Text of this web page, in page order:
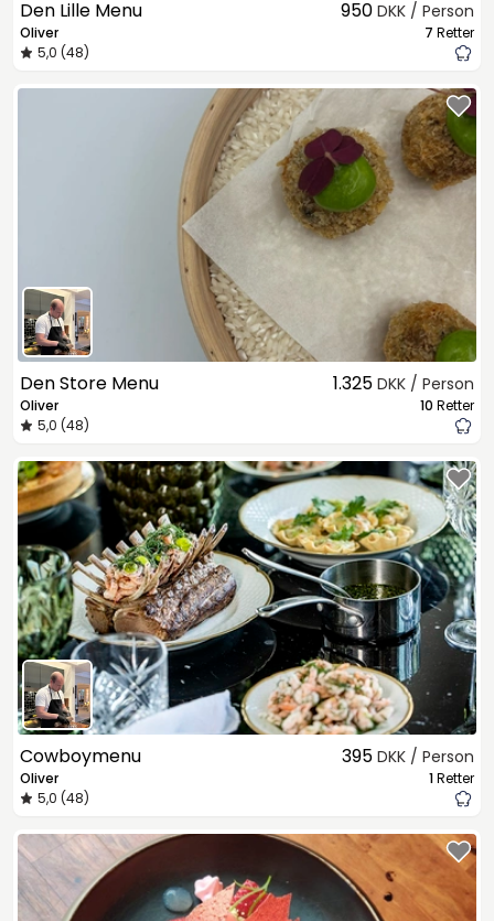
Den Lille Menu
Oliver
5,0 (48)
950 DKK / Person
7 Retter
Den Store Menu
Oliver
5,0 (48)
1.325 DKK / Person
10 Retter
Cowboymenu
Oliver
5,0 (48)
395 DKK / Person
1Retter